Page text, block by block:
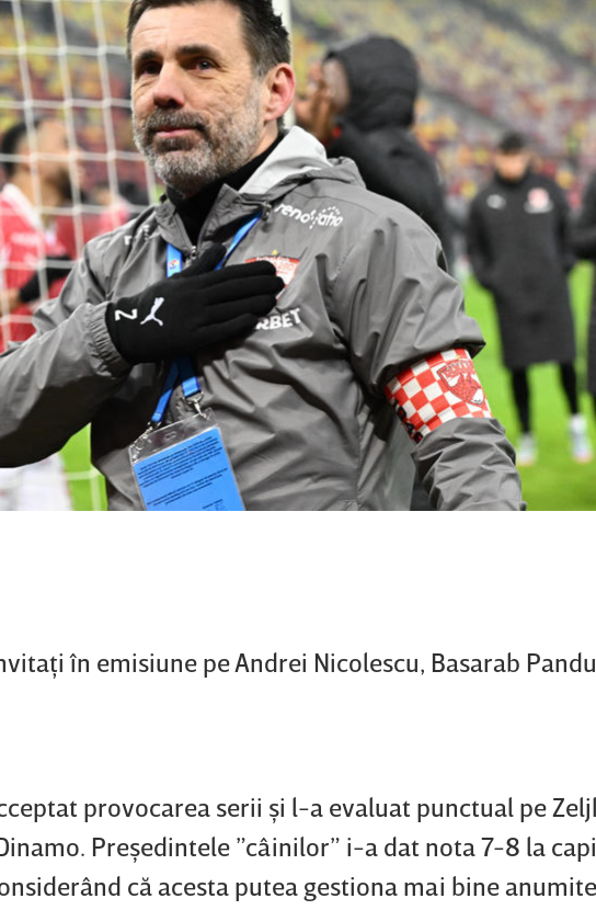
în emisiune pe Andrei Nicolescu, Basarab
provocarea serii şi l-a evaluat punctual pe
Preşedintele ”câinilor” i-a dat nota 7-8 la
că acesta putea gestiona mai bine